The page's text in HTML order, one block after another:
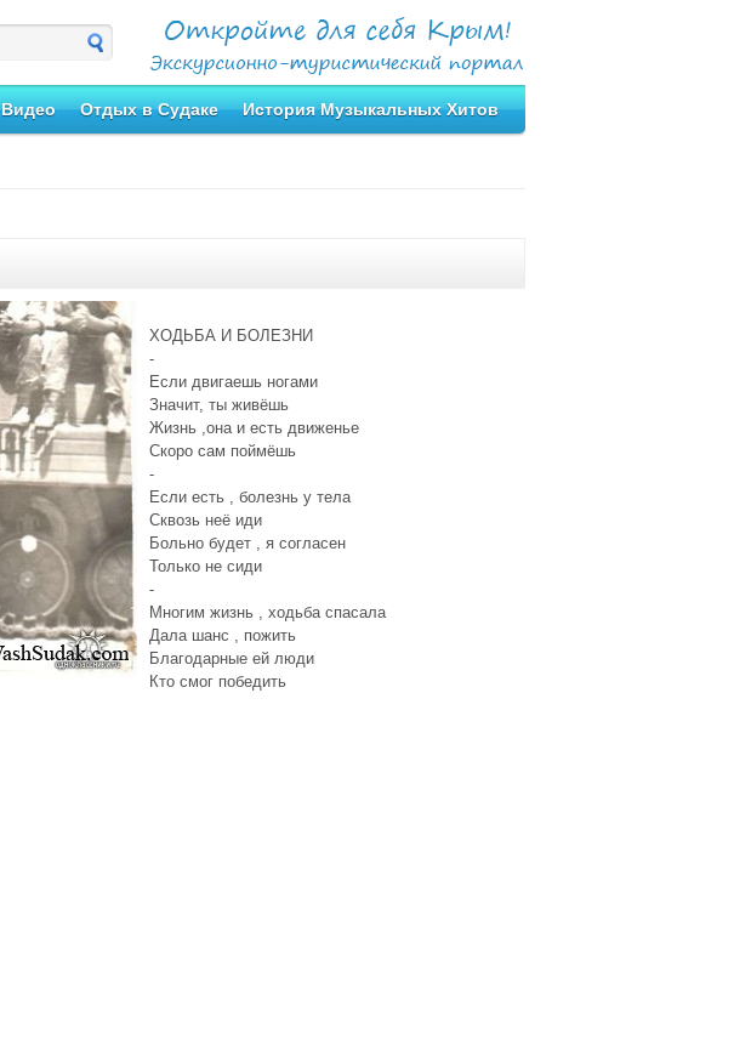
Видео Отдых в Судаке История Музыкальных Хитов
ХОДЬБА И БОЛЕЗНИ
-
Если двигаешь ногами
Значит, ты живёшь
Жизнь ,она и есть движенье
Скоро сам поймёшь
-
Если есть , болезнь у тела
Сквозь неё иди
Больно будет , я согласен
Только не сиди
-
Многим жизнь , ходьба спасала
Дала шанс , пожить
Благодарные ей люди
Кто смог победить